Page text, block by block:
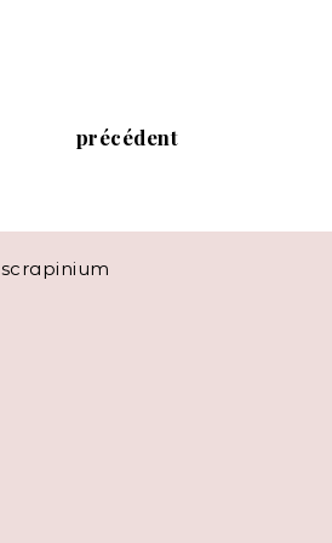
précédent
scrapinium